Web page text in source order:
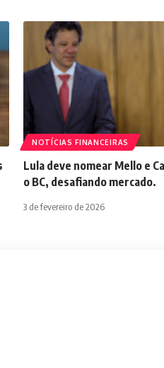
NOTÍCIAS FINANCEIRAS
Lula deve nomear Mello e
o BC, desafiando mercado.
3 de fevereiro de 2026